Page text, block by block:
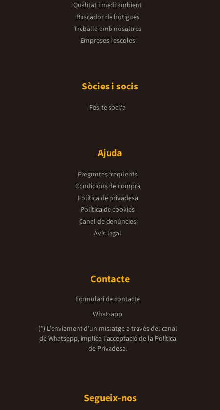
Qualitat i medi ambient
Buscador de botigues
Treballa amb nosaltres
Empreses i escoles
Sòcies i socis
Fes-te soci/a
Ajuda
Preguntes freqüents
Condicions de compra
Política de privadesa
Política de cookies
Canal de denúncies
Avís legal
Contacte
Formulari de contacte
Whatsapp
(*) L'enviament d’un missatge a través del canal
de Whatsapp, implica l'acceptació de la Política
de Privadesa.
Segueix-nos